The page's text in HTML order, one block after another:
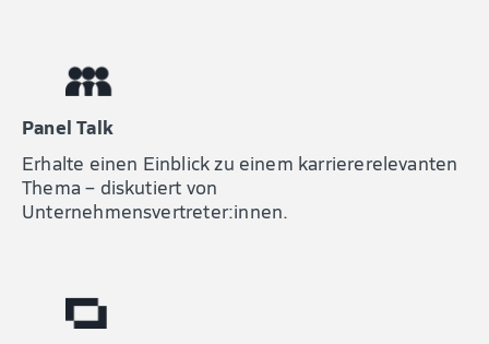
Panel Talk
Erhalte einen Einblick zu einem karriererelevanten
Thema – diskutiert von
Unternehmensvertreter:innen.